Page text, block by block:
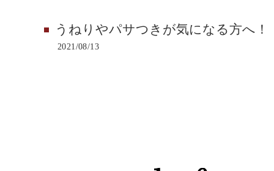
うねりやパサつきが気になる方へ！
2021/08/13